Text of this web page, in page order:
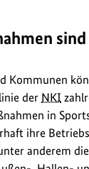
Kommunen
der NKI
in
ihre
anderem